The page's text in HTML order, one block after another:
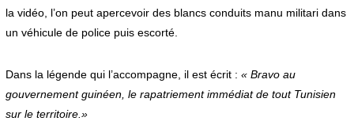
la vidéo, l’on peut apercevoir des blancs conduits manu militari dans
un véhicule de police puis escorté.
Dans la légende qui l’accompagne, il est écrit : « Bravo au
gouvernement guinéen, le rapatriement immédiat de tout Tunisien
sur le territoire.»